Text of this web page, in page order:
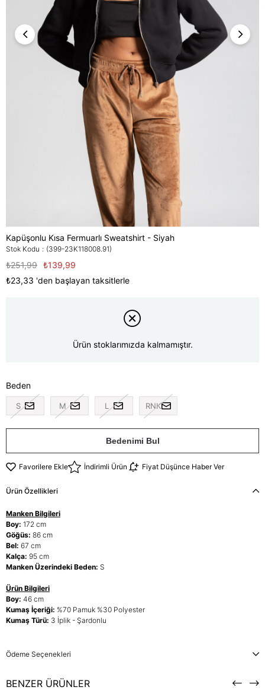
Kapüşonlu Kısa Fermuarlı Sweatshirt - Siyah
Stok Kodu (399-23K118008.91)
₺251,99 ₺139,99
₺23,33 'den başlayan taksitlerle
Ürün stoklarımızda kalmamıştır.
Beden
S M L RNK
Bedenimi Bul
Favorilere Ekle İndirimli Ürün Fiyat Düşünce Haber Ver
Ürün Özellikleri
Manken Bilgileri
Boy: 172 cm
Göğüs: 86 cm
Bel: 67 cm
Kalça: 95 cm
Manken Üzerindeki Beden: S
Ürün Bilgileri
Boy: 46 cm
Kumaş İçeriği: %70 Pamuk %30 Polyester
Kumaş Türü: 3 İplik - Şardonlu
Ödeme Seçenekleri
BENZER ÜRÜNLER